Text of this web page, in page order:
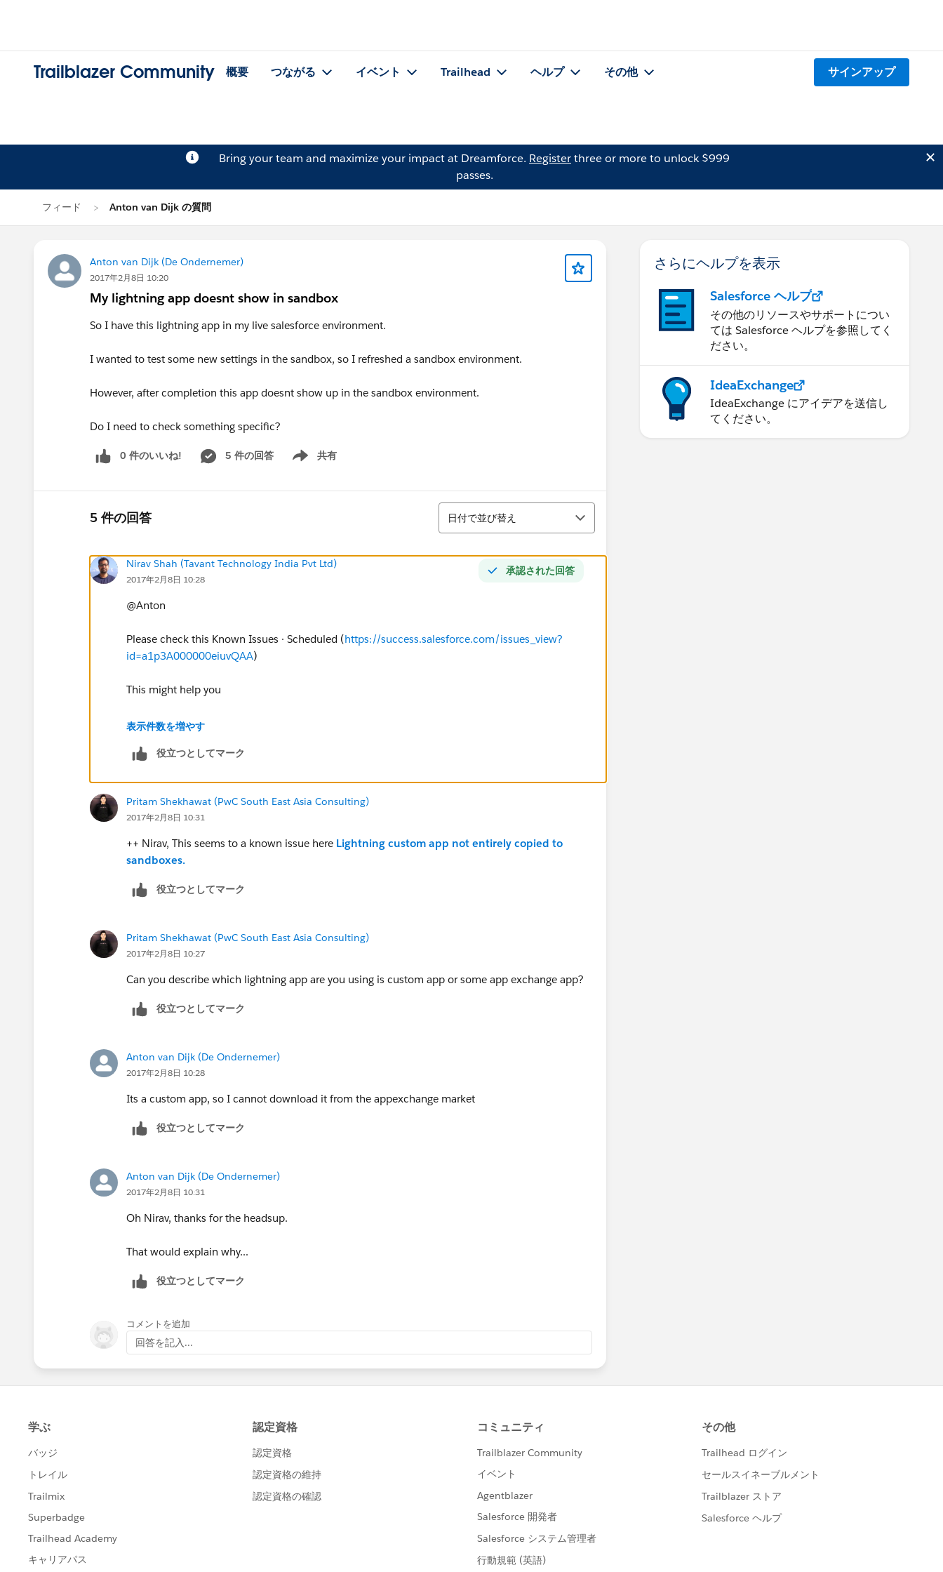
Trailblazer Community 概要 つながる イベント Trailhead ヘルプ その他 サインアップ
Bring your team and maximize your impact at Dreamforce. Registerthree or more to unlock $999
passes.
フィード Anton van Dijk の質問
Anton van Dijk (De Ondernemer)
2017年2月8日 10:20
My lightning app doesnt show in sandbox
So I have this lightning app in my live salesforce environment.
I wanted to test some new settings in the sandbox, so I refreshed a sandbox environment.
However, after completion this app doesnt show up in the sandbox environment.
Do I need to check something specific?
0 件のいいね! 5 件の回答 共有
Show menu
5 件の回答
並び替え
日付で並び替え
承認された回答
Nirav Shah (Tavant Technology India Pvt Ltd)
2017年2月8日 10:28
@Anton
Please check this Known Issues · Scheduled (https://success.salesforce.com/issues_view?
id=a1p3A000000eiuvQAA)
This might help you
Thanks
Nirav
表示件数を増やす
役立つとしてマーク
Pritam Shekhawat (PwC South East Asia Consulting)
2017年2月8日 10:31
++ Nirav, This seems to a known issue here Lightning custom app not entirely copied to
sandboxes.
役立つとしてマーク
Pritam Shekhawat (PwC South East Asia Consulting)
2017年2月8日 10:27
Can you describe which lightning app are you using is custom app or some app exchange app?
役立つとしてマーク
Anton van Dijk (De Ondernemer)
2017年2月8日 10:28
Its a custom app, so I cannot download it from the appexchange market
役立つとしてマーク
Anton van Dijk (De Ondernemer)
2017年2月8日 10:31
Oh Nirav, thanks for the headsup.
That would explain why...
役立つとしてマーク
コメントを追加
回答を記入...
さらにヘルプを表示
Salesforce ヘルプ
その他のリソースやサポートについ
ては Salesforce ヘルプを参照してく
ださい。
IdeaExchange
IdeaExchange にアイデアを送信し
てください。